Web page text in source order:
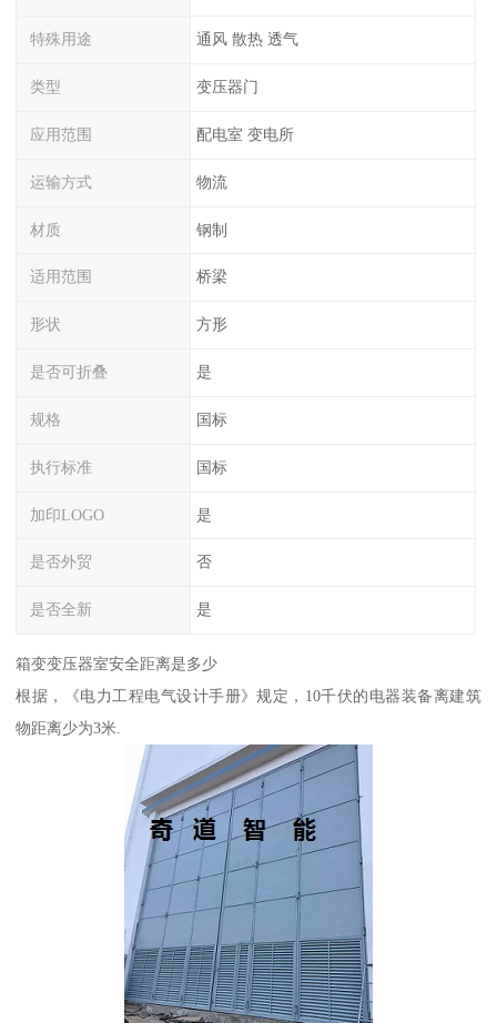
特殊用途 通风 散热 透气
类型 变压器门
应用范围 配电室 变电所
运输方式 物流
材质 钢制
适用范围 桥梁
形状 方形
是否可折叠 是
规格 国标
执行标准 国标
加印LOGO 是
是否外贸 否
是否全新 是
箱变变压器室安全距离是多少
根据，《电力工程电气设计手册》规定，10千伏的电器装备离建筑
物距离少为3米.